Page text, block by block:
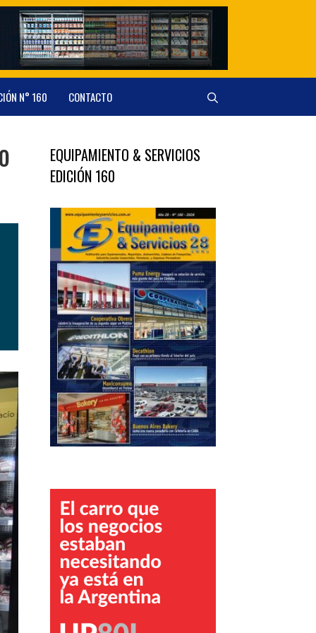
N° 160 CONTACTO
EQUIPAMIENTO & SERVICIOS
EDICIÓN 160